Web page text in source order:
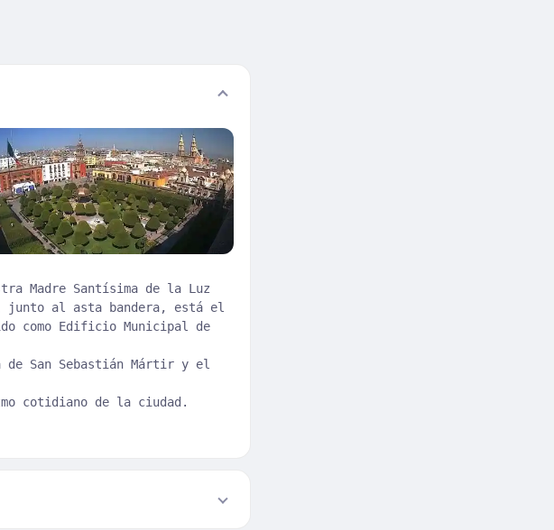
Madre Santísima de la Luz
junto al asta bandera, está el
como Edificio Municipal de
San Sebastián Mártir y el
cotidiano de la ciudad.